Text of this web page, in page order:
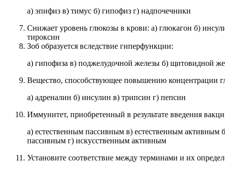
а) эпифиз в) тимус б) гипофиз г) надпочечники
Снижает уровень глюкозы в крови: а) глюкагон б)
тироксин
Зоб образуется вследствие гиперфункции:
а) гипофиза в) поджелудочной железы б) щитовидной
Вещество, способствующее повышению концентрации
а) адреналин б) инсулин в) трипсин г) пепсин
Иммунитет, приобретенный в результате введения
а) естественным пассивным в) естественным активным
пассивным г) искусственным активным
Установите соответствие между терминами и их